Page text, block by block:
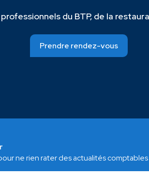
du BTP, de la
Prendre rendez-vous
ne rien rater des actualités